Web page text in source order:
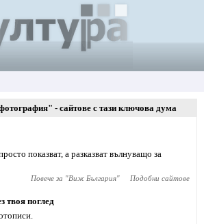
- сайтове с тази ключова дума
показват, а разказват вълнуващо за
Повече за "Виж България" Подобни сайтове
твоя поглед